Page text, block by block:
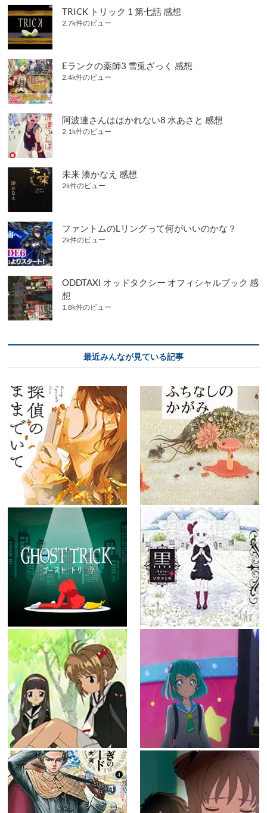
TRICK トリック 1 第七話 感想
2.7k件のビュー
Eランクの薬師3 雪兎ざっく 感想
2.4k件のビュー
阿波連さんははかれない8 水あさと 感想
2.1k件のビュー
未来 湊かなえ 感想
2k件のビュー
ファントムのLリングって何がいいのかな？
2k件のビュー
ODDTAXI オッドタクシー オフィシャルブック 感
想
1.8k件のビュー
最近みんなが見ている記事